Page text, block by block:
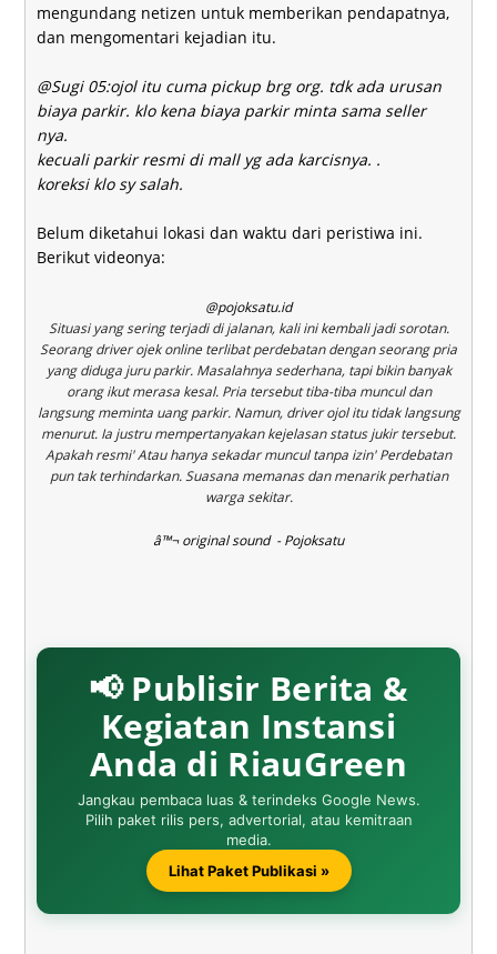
mengundang netizen untuk memberikan pendapatnya,
dan mengomentari kejadian itu.
@Sugi 05:ojol itu cuma pickup brg org. tdk ada urusan
biaya parkir. klo kena biaya parkir minta sama seller
nya.
kecuali parkir resmi di mall yg ada karcisnya. .
koreksi klo sy salah.
Belum diketahui lokasi dan waktu dari peristiwa ini.
Berikut videonya:
@pojoksatu.id
Situasi yang sering terjadi di jalanan, kali ini kembali jadi sorotan.
Seorang driver ojek online terlibat perdebatan dengan seorang pria
yang diduga juru parkir. Masalahnya sederhana, tapi bikin banyak
orang ikut merasa kesal. Pria tersebut tiba-tiba muncul dan
langsung meminta uang parkir. Namun, driver ojol itu tidak langsung
menurut. Ia justru mempertanyakan kejelasan status jukir tersebut.
Apakah resmi' Atau hanya sekadar muncul tanpa izin' Perdebatan
pun tak terhindarkan. Suasana memanas dan menarik perhatian
warga sekitar.
â™¬ original sound - Pojoksatu
📢 Publisir Berita &
Kegiatan Instansi
Anda di RiauGreen
Jangkau pembaca luas & terindeks Google News.
Pilih paket rilis pers, advertorial, atau kemitraan
media.
Lihat Paket Publikasi »